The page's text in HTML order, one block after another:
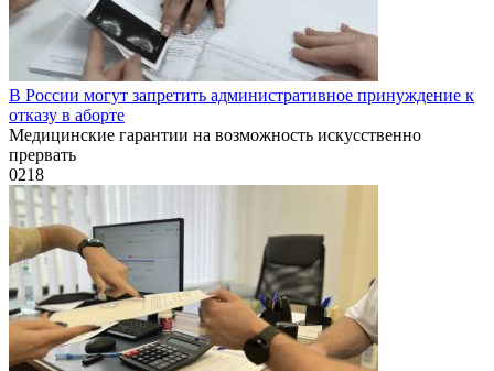
В России могут запретить административное принуждение к
отказу в аборте
Медицинские гарантии на возможность искусственно
прервать
0218